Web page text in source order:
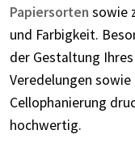
Papiersorten sowie
und Farbigkeit.
der Gestaltung
Veredelungen
Cellophanierung
hochwertig.